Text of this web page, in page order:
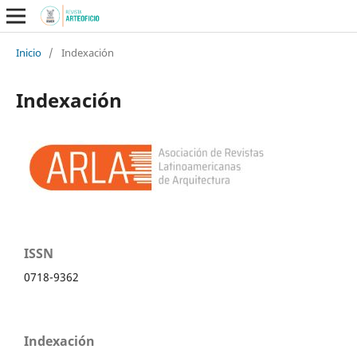
Inicio / Indexación
Indexación
ISSN
0718-9362
Indexación